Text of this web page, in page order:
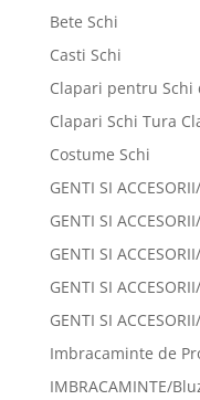
Bete Schi
Casti Schi
Clapari pentru Schi
Clapari Schi Tura
Costume Schi
GENTI SI
GENTI SI
GENTI SI
GENTI SI
GENTI SI
Imbracaminte de
IMBRACAMINTE/